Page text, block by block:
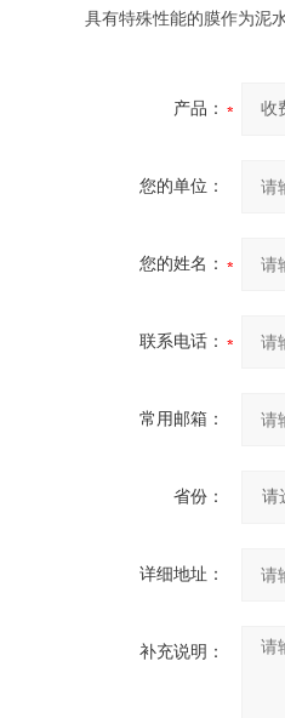
具有特殊性能的膜作为泥
产品：
您的单位：
您的姓名：
联系电话：
常用邮箱：
省份：
详细地址：
补充说明：